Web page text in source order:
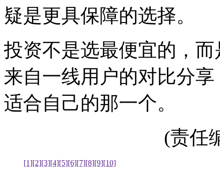
疑是更具保障的选择。
投资不是选最便宜的，
来自一线用户的对比分
适合自己的那一个。
(责任
[1][2][3][4][5][6][7][8][9][10]